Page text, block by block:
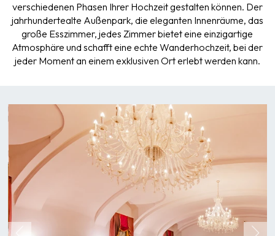
verschiedenen Phasen Ihrer Hochzeit gestalten können. Der
jahrhundertealte Außenpark, die eleganten Innenräume, das
große Esszimmer, jedes Zimmer bietet eine einzigartige
Atmosphäre und schafft eine echte Wanderhochzeit, bei der
jeder Moment an einem exklusiven Ort erlebt werden kann.